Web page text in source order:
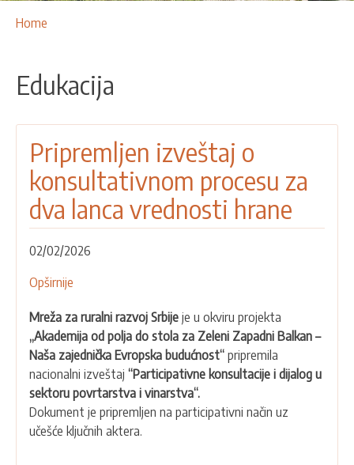
NAŠE AKTIVNOSTI
LEADER PRISTUP I LAG
EU INTEGRACIJA
RURALNI RAZVOJ
UMREŽAVANJE
PARTNERI
KONTAKTI
Breadcrumbs
You
Home
Edukacija
Pripremljen izveštaj o
konsultativnom procesu za
dva lanca vrednosti hrane
02/02/2026
Opširnije
izveštaj
o
konsultativnom
procesu
za
dva
lanca
Mreža za ruralni razvoj Srbije je u okviru projekta
„Akademija od polja do stola za Zeleni Zapadni Balkan –
Naša zajednička Evropska budućnost“ pripremila
nacionalni izveštaj “Participativne konsultacije i dijalog u
sektoru povrtarstva i vinarstva“.
Dokument je pripremljen na participativni način uz
učešće ključnih aktera.